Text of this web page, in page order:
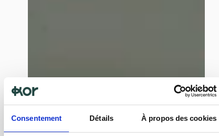
Consentement Détails À propos des cookies